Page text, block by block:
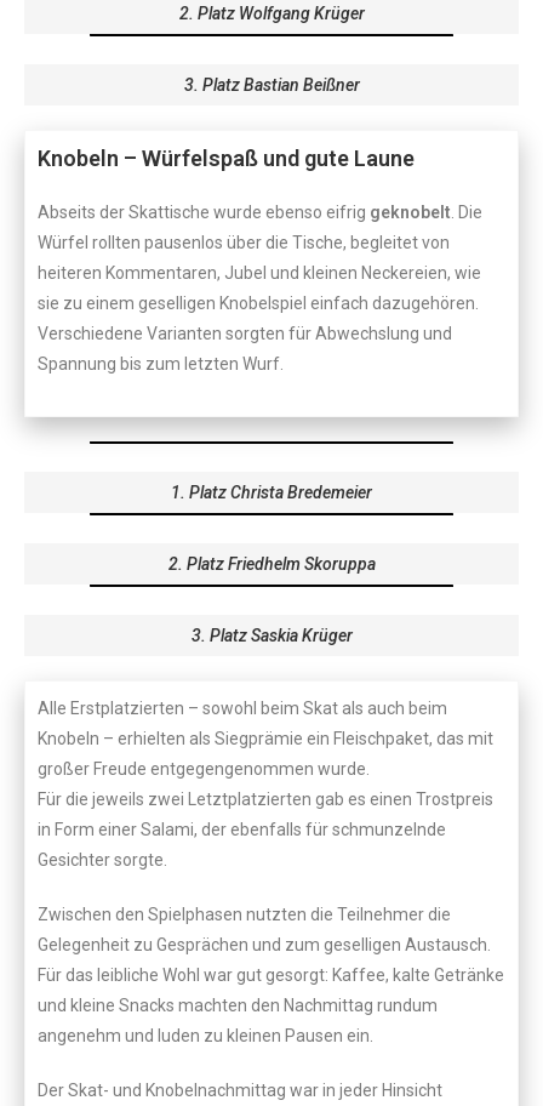
2. Platz Wolfgang Krüger
3. Platz Bastian Beißner
Knobeln – Würfelspaß und gute Laune
Abseits der Skattische wurde ebenso eifrig geknobelt . Die
Würfel rollten pausenlos über die Tische, begleitet von
heiteren Kommentaren, Jubel und kleinen Neckereien, wie
sie zu einem geselligen Knobelspiel einfach dazugehören.
Verschiedene Varianten sorgten für Abwechslung und
Spannung bis zum letzten Wurf.
1. Platz Christa Bredemeier
2. Platz Friedhelm Skoruppa
3. Platz Saskia Krüger
Alle Erstplatzierten – sowohl beim Skat als auch beim
Knobeln – erhielten als Siegprämie ein Fleischpaket, das mit
großer Freude entgegengenommen wurde.
Für die jeweils zwei Letztplatzierten gab es einen Trostpreis
in Form einer Salami, der ebenfalls für schmunzelnde
Gesichter sorgte.
Zwischen den Spielphasen nutzten die Teilnehmer die
Gelegenheit zu Gesprächen und zum geselligen Austausch.
Für das leibliche Wohl war gut gesorgt: Kaffee, kalte Getränke
und kleine Snacks machten den Nachmittag rundum
angenehm und luden zu kleinen Pausen ein.
Der Skat- und Knobelnachmittag war in jeder Hinsicht